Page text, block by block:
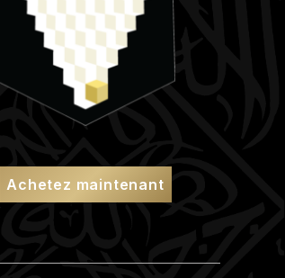
Achetez maintenant